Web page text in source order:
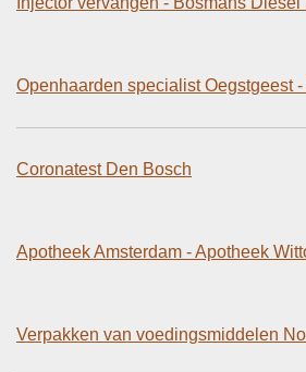
Openhaarden specialist Oegstgeest -
Coronatest Den Bosch
Apotheek Amsterdam - Apotheek
Verpakken van voedingsmiddelen